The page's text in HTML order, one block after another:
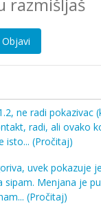
Objavi
ne radi pokazivac
radi, ali ovako
isto... (Pročitaj)
uvek pokazuje
sipam. Menjana je
(Pročitaj)